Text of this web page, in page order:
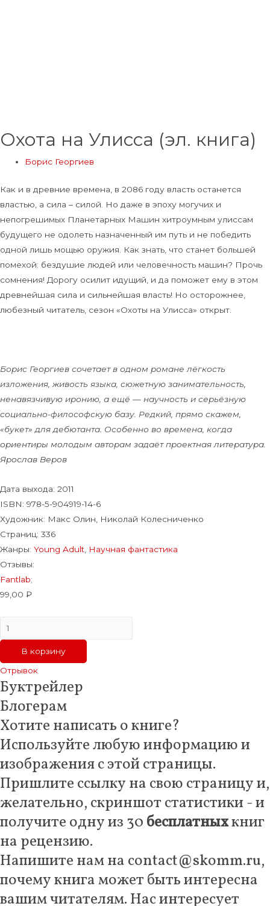
Охота на Улисса (эл. книга)
Борис Георгиев
Как и в древние времена, в 2086 году власть останется
властью, а сила – силой. Но даже в эпоху могучих и
непогрешимых Планетарных Машин хитроумным улиссам
будущего не одолеть назначенный им путь и не победить
одной лишь мощью оружия. Как знать, что станет большей
помехой: бездушие людей или человечность машин? Прочь
сомнения! Дорогу осилит идущий, и да поможет ему в этом
древнейшая сила и сильнейшая власть! Но осторожнее,
любезный читатель, сезон «Охоты на Улисса» открыт.
Борис Георгиев сочетает в одном романе лёгкость
изложения, живость языка, сюжетную занимательность,
ненавязчивую иронию, а ещё — научность и серьёзную
социально-философскую базу. Редкий, прямо скажем,
«букет» для дебютанта. Особенно во времена, когда
ориентиры молодым авторам задаёт проектная литература.
Ярослав Веров
Дата выхода: 2011
ISBN: 978-5-904919-14-6
Художник: Макс Олин, Николай Колесниченко
Страниц: 336
Жанры: Young Adult Научная фантастика
Отзывы:
Fantlab;
99,00 ₽
Охота
Улисса
(эл.
книга)
В корзину
Отрывок
Буктрейлер
Блогерам
Хотите написать о книге?
Используйте любую информацию и
изображения с этой страницы.
Пришлите ссылку на свою страницу и,
желательно, скриншот статистики - и
получите одну из 30 бесплатныхкниг
на рецензию.
Напишите нам на contact@skomm.ru,
почему книга может быть интересна
вашим читателям. Нас интересует